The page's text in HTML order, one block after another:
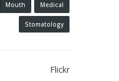
Medical
Mouth
Stomatology
Flickr